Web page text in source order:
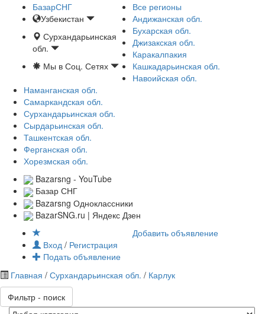
БазарСНГ
Узбекистан
Сурхандарьинская
обл.
Мы в Соц. Сетях
Все регионы
Андижанская обл.
Бухарская обл.
Джизакская обл.
Каракалпакия
Кашкадарьинская обл.
Навоийская обл.
Наманганская обл.
Самаркандская обл.
Сурхандарьинская обл.
Сырдарьинская обл.
Ташкентская обл.
Ферганская обл.
Хорезмская обл.
Bazarsng - YouTube
Базар СНГ
Bazarsng Одноклассники
BazarSNG.ru | Яндекс Дзен
Вход / Регистрация
Подать объявление
Добавить объявление
Главная / Сурхандарьинская обл. / Карлук
Фильтр - поиск